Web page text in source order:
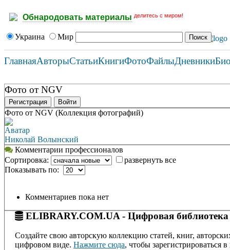
Обнародовать материалы делитесь с миром!
Украина Мир
ГлавнаяАвторыСтатьиКнигиФотоФайлыДневники
Фото от NGV
Регистрация Войти
Фото от NGV (Коллекция фотографий)
Аватар
Николай Волынский
Комментарии профессионалов
Сортировка:
развернуть все
Показывать по:
Комментариев пока нет
ELIBRARY.COM.UA - Цифровая библиотека
Создайте свою авторскую коллекцию статей, книг,
цифровом виде. Нажмите сюда, чтобы зарегистрироваться в